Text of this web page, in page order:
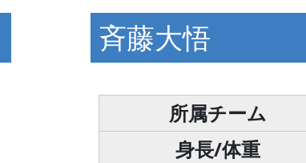
斉藤大悟
所属チーム
身長/体重